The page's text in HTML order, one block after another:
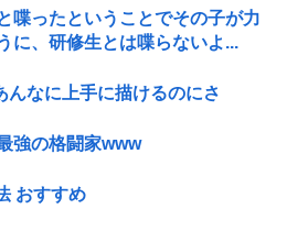
喋ったということでその子が力
に、研修生とは喋らないよ...
んなに上手に描けるのにさ
強の格闘家www
おすすめ